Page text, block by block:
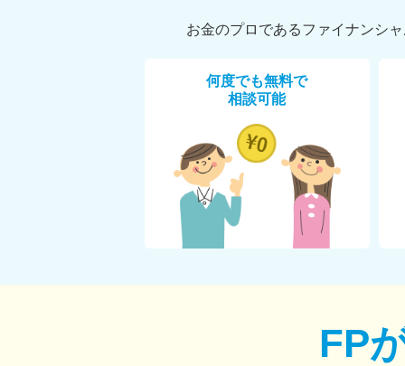
お金のプロであるファイナンシ
何度でも無料で
相談可能
FP